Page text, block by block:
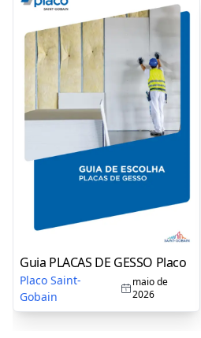
Guia PLACAS DE GESSO Placo
Placo Saint-
Gobain
maio de
2026